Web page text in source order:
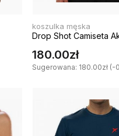
koszulka męska
Drop Shot Camiseta
180.00zł
Sugerowana: 180.00zł (-